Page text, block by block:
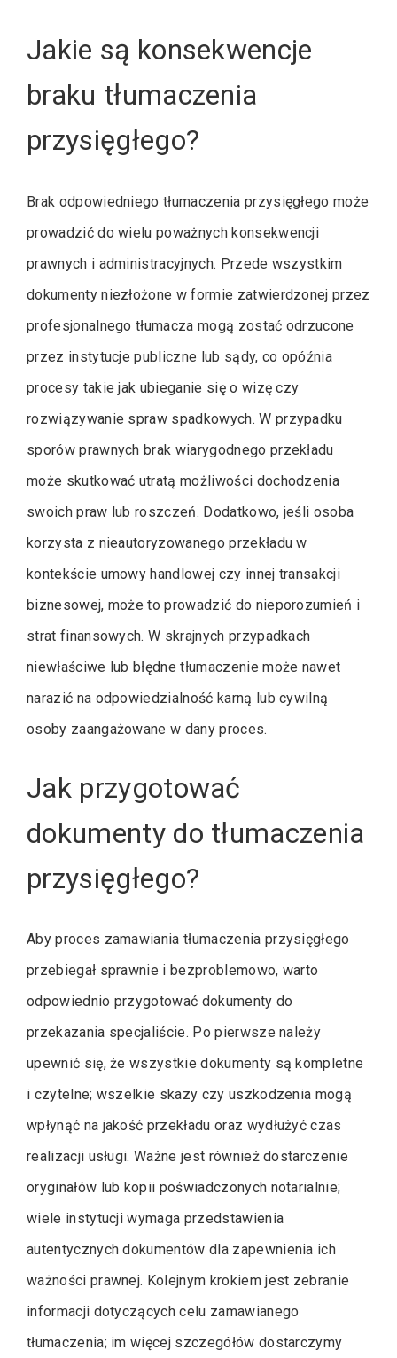
Jakie są konsekwencje
braku tłumaczenia
przysięgłego?
Brak odpowiedniego tłumaczenia przysięgłego może
prowadzić do wielu poważnych konsekwencji
prawnych i administracyjnych. Przede wszystkim
dokumenty niezłożone w formie zatwierdzonej przez
profesjonalnego tłumacza mogą zostać odrzucone
przez instytucje publiczne lub sądy, co opóźnia
procesy takie jak ubieganie się o wizę czy
rozwiązywanie spraw spadkowych. W przypadku
sporów prawnych brak wiarygodnego przekładu
może skutkować utratą możliwości dochodzenia
swoich praw lub roszczeń. Dodatkowo, jeśli osoba
korzysta z nieautoryzowanego przekładu w
kontekście umowy handlowej czy innej transakcji
biznesowej, może to prowadzić do nieporozumień i
strat finansowych. W skrajnych przypadkach
niewłaściwe lub błędne tłumaczenie może nawet
narazić na odpowiedzialność karną lub cywilną
osoby zaangażowane w dany proces.
Jak przygotować
dokumenty do tłumaczenia
przysięgłego?
Aby proces zamawiania tłumaczenia przysięgłego
przebiegał sprawnie i bezproblemowo, warto
odpowiednio przygotować dokumenty do
przekazania specjaliście. Po pierwsze należy
upewnić się, że wszystkie dokumenty są kompletne
i czytelne; wszelkie skazy czy uszkodzenia mogą
wpłynąć na jakość przekładu oraz wydłużyć czas
realizacji usługi. Ważne jest również dostarczenie
oryginałów lub kopii poświadczonych notarialnie;
wiele instytucji wymaga przedstawienia
autentycznych dokumentów dla zapewnienia ich
ważności prawnej. Kolejnym krokiem jest zebranie
informacji dotyczących celu zamawianego
tłumaczenia; im więcej szczegółów dostarczymy